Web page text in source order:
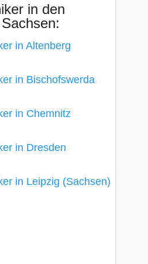
in den
in Altenberg
in Bischofswerda
in Chemnitz
in Dresden
in Leipzig (Sachsen)